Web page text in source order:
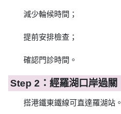
減少輪候時間；
提前安排檢查；
確認門診時間。
Step 2：經羅湖口岸過關
搭港鐵東鐵線可直達羅湖站。